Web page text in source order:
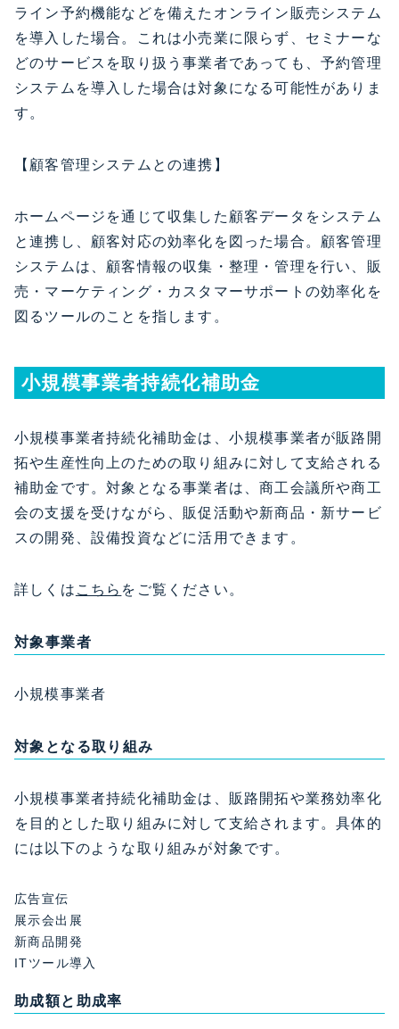
ライン予約機能などを備えたオンライン販売システム
を導入した場合。これは小売業に限らず、セミナーな
どのサービスを取り扱う事業者であっても、予約管理
システムを導入した場合は対象になる可能性がありま
す。
【顧客管理システムとの連携】
ホームページを通じて収集した顧客データをシステム
と連携し、顧客対応の効率化を図った場合。顧客管理
システムは、顧客情報の収集・整理・管理を行い、販
売・マーケティング・カスタマーサポートの効率化を
図るツールのことを指します。
小規模事業者持続化補助金
小規模事業者持続化補助金は、小規模事業者が販路開
拓や生産性向上のための取り組みに対して支給される
補助金です。対象となる事業者は、商工会議所や商工
会の支援を受けながら、販促活動や新商品・新サービ
スの開発、設備投資などに活用できます。
詳しくは こちら をご覧ください。
対象事業者
小規模事業者
対象となる取り組み
小規模事業者持続化補助金は、販路開拓や業務効率化
を目的とした取り組みに対して支給されます。具体的
には以下のような取り組みが対象です。
広告宣伝
展示会出展
新商品開発
ITツール導入
助成額と助成率